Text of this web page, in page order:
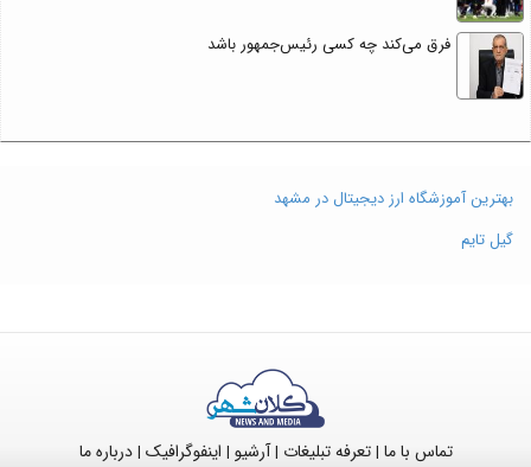
فرق می‌کند چه کسی رئیس‌جمهور باشد
بهترین آموزشگاه ارز دیجیتال در مشهد
گیل تایم
تماس با ما |تعرفه تبلیغات |آرشیو | اینفوگرافیک |درباره ما